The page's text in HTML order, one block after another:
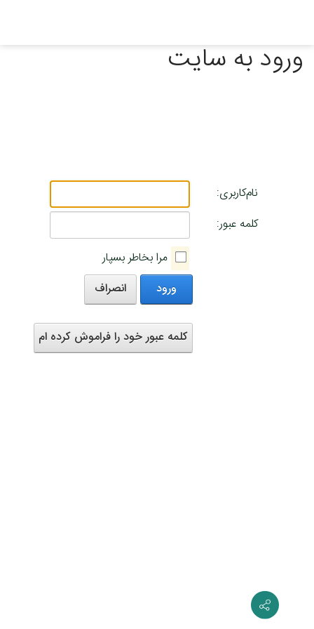
ورود به سایت
نام‌کاربری:
کلمه عبور:
مرا بخاطر بسپار
ورود
انصراف
کلمه عبور خود را فراموش کرده ام